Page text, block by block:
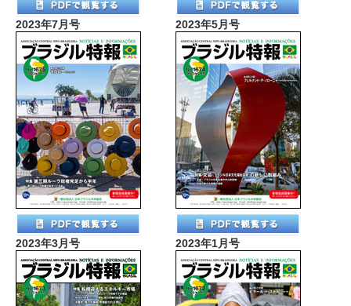
2023年7月号 2023年5月号
2023年3月号 2023年1月号